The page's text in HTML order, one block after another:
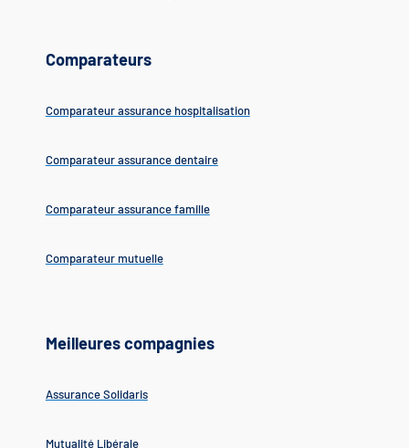
Comparateurs
Comparateur assurance hospitalisation
Comparateur assurance dentaire
Comparateur assurance famille
Comparateur mutuelle
Meilleures compagnies
Assurance Solidaris
Mutualité Libérale